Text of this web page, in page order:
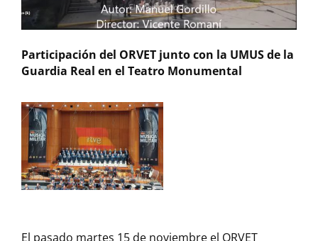
Participación del ORVET junto con la UMUS de la
Guardia Real en el Teatro Monumental
El pasado martes 15 de noviembre el ORVET